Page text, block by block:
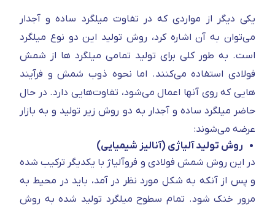
یکی دیگر از مواردی که در تفاوت میلگرد ساده و آجدار
می‌توان به آن اشاره کرد، روش تولید این دو نوع میلگرد
است. به طور کلی برای تولید تمامی میلگرد ها از شمش
فولادی استفاده می‌کنند. اما نحوه ذوب شمش و فرآیند
هایی که روی آنها اعمال می‌شود، تفاوت‌هایی دارد. در حال
حاضر میلگرد ساده و آجدار به دو روش زیر تولید و به بازار
عرضه می‌شوند:
روش تولید آلیاژی (آنالیز شیمیایی)
در این روش شمش فولادی و فروآلیاژ با یکدیگر ترکیب شده
و پس از آنکه به شکل مورد نظر در آمد، باید در محیط به
مرور خنک شود. تمام سطوح میلگرد تولید شده به روش